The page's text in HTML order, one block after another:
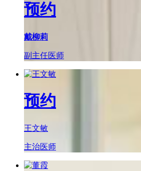
预约
戴柳莉
副主任医师
预约
王文敏
主治医师